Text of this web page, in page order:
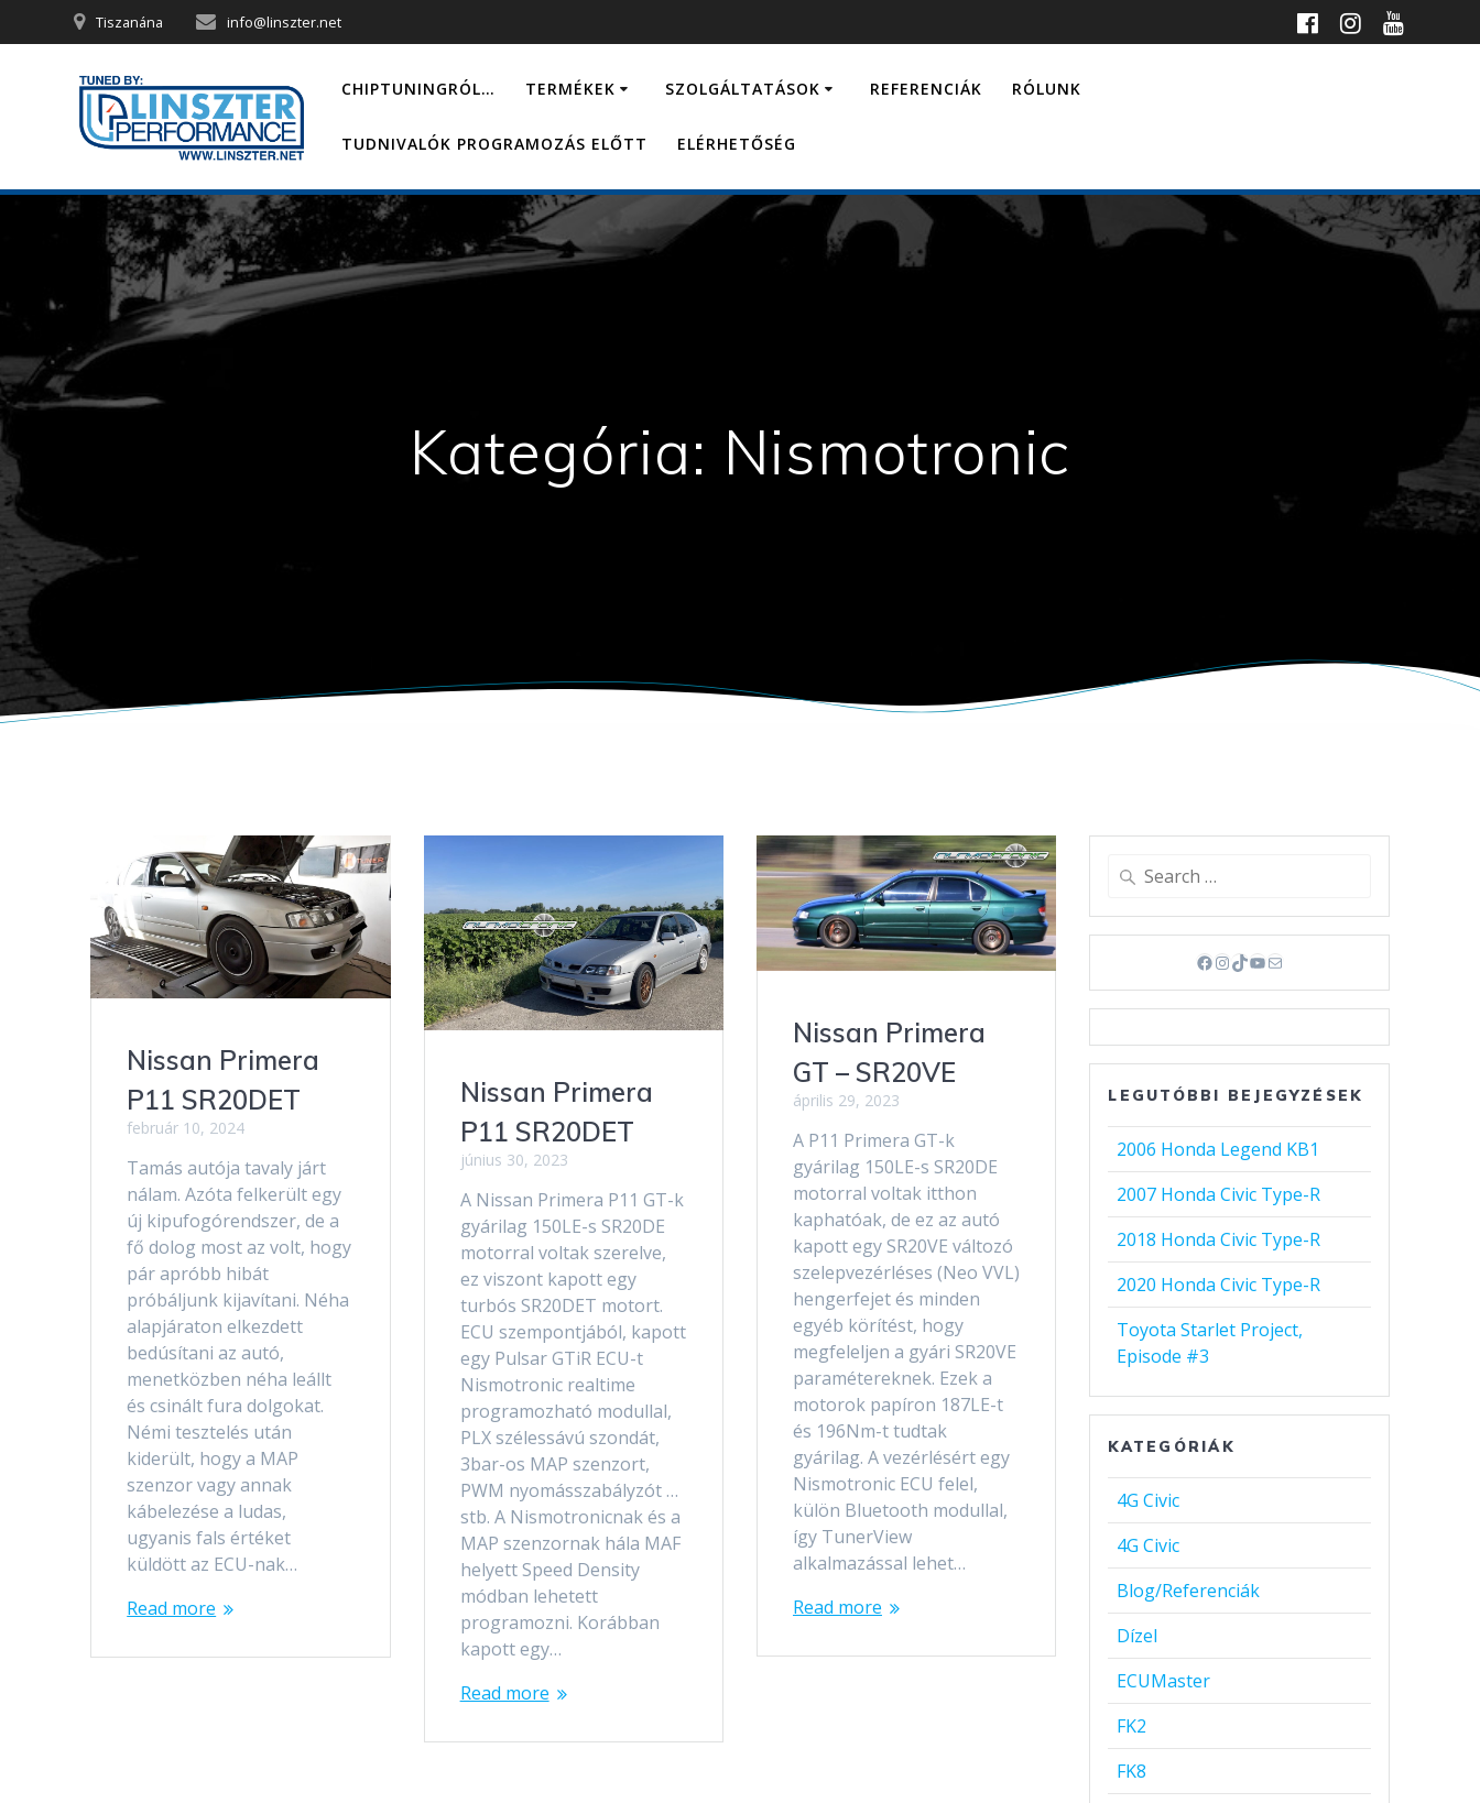
to
Tiszanána info@linszter.net
CHIPTUNINGRÓL… TERMÉKEK SZOLGÁLTATÁSOK REFERENCIÁK RÓLUNK
TUDNIVALÓK PROGRAMOZÁS ELŐTT ELÉRHETŐSÉG
Kategória: Nismotronic
Nissan Primera
P11 SR20DET
február 10, 2024
Tamás autója tavaly járt
nálam. Azóta felkerült egy
új kipufogórendszer, de a
fő dolog most az volt, hogy
pár apróbb hibát
próbáljunk kijavítani. Néha
alapjáraton elkezdett
bedúsítani az autó,
menetközben néha leállt
és csinált fura dolgokat.
Némi tesztelés után
kiderült, hogy a MAP
szenzor vagy annak
kábelezése a ludas,
ugyanis fals értéket
küldött az ECU-nak…
Read more
Nissan Primera
P11 SR20DET
június 30, 2023
A Nissan Primera P11 GT-k
gyárilag 150LE-s SR20DE
motorral voltak szerelve,
ez viszont kapott egy
turbós SR20DET motort.
ECU szempontjából, kapott
egy Pulsar GTiR ECU-t
Nismotronic realtime
programozható modullal,
PLX szélessávú szondát,
3bar-os MAP szenzort,
PWM nyomásszabályzót …
stb. A Nismotronicnak és a
MAP szenzornak hála MAF
helyett Speed Density
módban lehetett
programozni. Korábban
kapott egy…
Read more
Nissan Primera
GT – SR20VE
április 29, 2023
A P11 Primera GT-k
gyárilag 150LE-s SR20DE
motorral voltak itthon
kaphatóak, de ez az autó
kapott egy SR20VE változó
szelepvezérléses (Neo VVL)
hengerfejet és minden
egyéb körítést, hogy
megfeleljen a gyári SR20VE
paramétereknek. Ezek a
motorok papíron 187LE-t
és 196Nm-t tudtak
gyárilag. A vezérlésért egy
Nismotronic ECU felel,
külön Bluetooth modullal,
így TunerView
alkalmazással lehet…
Read more
Search
Facebook
Instagram
TikTok
YouTube
Mail
LEGUTÓBBI BEJEGYZÉSEK
2006 Honda Legend KB1
2007 Honda Civic Type-R
2018 Honda Civic Type-R
2020 Honda Civic Type-R
Toyota Starlet Project,
Episode #3
KATEGÓRIÁK
4G Civic
4G Civic
Blog/Referenciák
Dízel
ECUMaster
FK2
FK8